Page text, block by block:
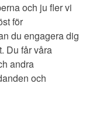
och ju fler vi
för
du engagera dig
Du får våra
andra
och